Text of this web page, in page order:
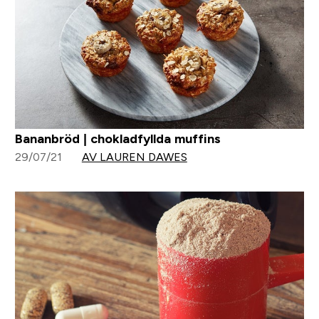
Bananbröd | chokladfyllda muffins
29/07/21 AV LAUREN DAWES